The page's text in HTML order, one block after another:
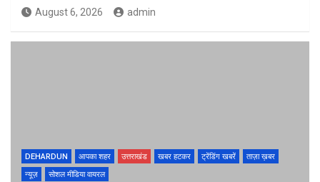
August 6, 2026 admin
DEHARDUN आपका शहर उत्तराखंड खबर हटकर ट्रेंडिंग खबरें
ताज़ा ख़बर
न्यूज़
सोशल मीडिया वायरल